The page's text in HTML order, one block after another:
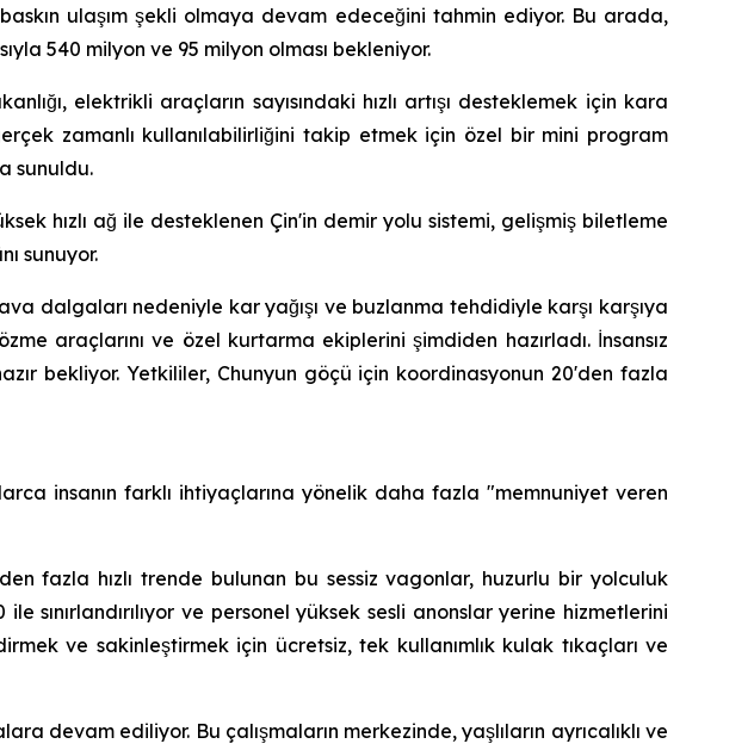
ulaşım şekli olmaya devam edeceğini tahmin ediyor. Bu arada,
540 milyon ve 95 milyon olması bekleniyor.
elektrikli araçların sayısındaki hızlı artışı desteklemek için kara
zamanlı kullanılabilirliğini takip etmek için özel bir mini program
sunuldu.
hızlı ağ ile desteklenen Çin'in demir yolu sistemi, gelişmiş biletleme
sunuyor.
dalgaları nedeniyle kar yağışı ve buzlanma tehdidiyle karşı karşıya
araçlarını ve özel kurtarma ekiplerini şimdiden hazırladı. İnsansız
bekliyor. Yetkililer, Chunyun göçü için koordinasyonun 20'den fazla
insanın farklı ihtiyaçlarına yönelik daha fazla "memnuniyet veren
fazla hızlı trende bulunan bu sessiz vagonlar, huzurlu bir yolculuk
ve personel yüksek sesli anonslar yerine hizmetlerini
ve sakinleştirmek için ücretsiz, tek kullanımlık kulak tıkaçları ve
devam ediliyor. Bu çalışmaların merkezinde, yaşlıların ayrıcalıklı ve